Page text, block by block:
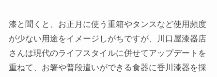
漆と聞くと、お正月に使う重箱やタンスなど使用頻度
が少ない用途をイメージしがちですが、川口屋漆器店
さんは現代のライフスタイルに併せてアップデートを
重ねて、お箸や普段遣いができる食器に香川漆器を採